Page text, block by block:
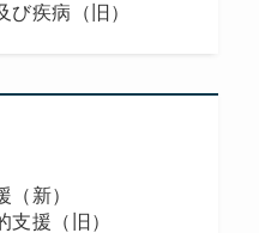
疾病（旧）
新）
援（旧）